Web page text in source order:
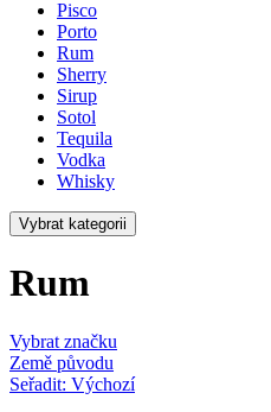
Pisco
Porto
Rum
Sherry
Sirup
Sotol
Tequila
Vodka
Whisky
Vybrat kategorii
Rum
Vybrat značku
Země původu
Seřadit: Výchozí